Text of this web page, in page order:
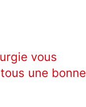
vous
une bonne